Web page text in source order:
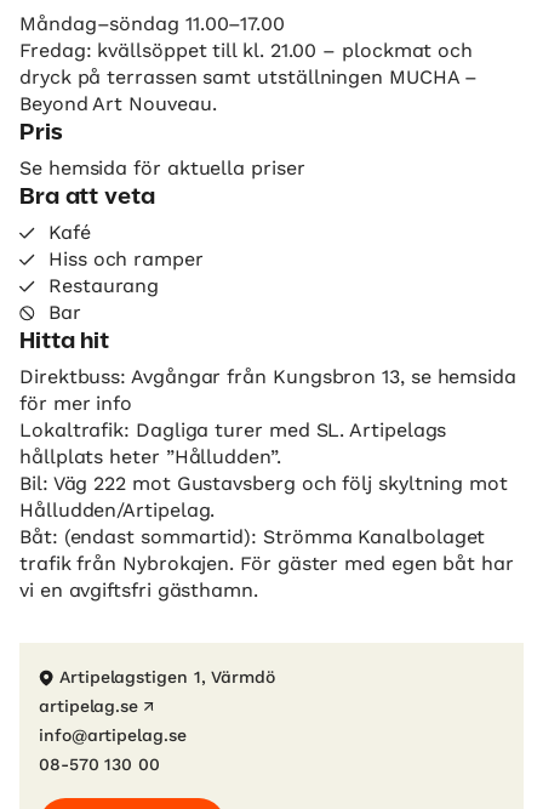
Måndag–söndag 11.00–17.00
Fredag: kvällsöppet till kl. 21.00 – plockmat och
dryck på terrassen samt utställningen MUCHA –
Beyond Art Nouveau.
Pris
Se hemsida för aktuella priser
Bra att veta
Kafé
Hiss och ramper
Restaurang
Bar
Hitta hit
Direktbuss: Avgångar från Kungsbron 13, se hemsida
för mer info
Lokaltrafik: Dagliga turer med SL. Artipelags
hållplats heter ”Hålludden”.
Bil: Väg 222 mot Gustavsberg och följ skyltning mot
Hålludden/Artipelag.
Båt: (endast sommartid): Strömma Kanalbolaget
trafik från Nybrokajen. För gäster med egen båt har
vi en avgiftsfri gästhamn.
Artipelagstigen 1, Värmdö
artipelag.se
info@artipelag.se
08-570 130 00